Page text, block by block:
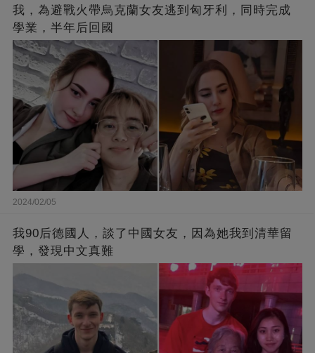
我，為避戰火帶烏克蘭女友逃到匈牙利，同時完成
學業，半年后回國
2024/02/05
我90后德國人，談了中國女友，因為她我到清華留
學，發現中文真難